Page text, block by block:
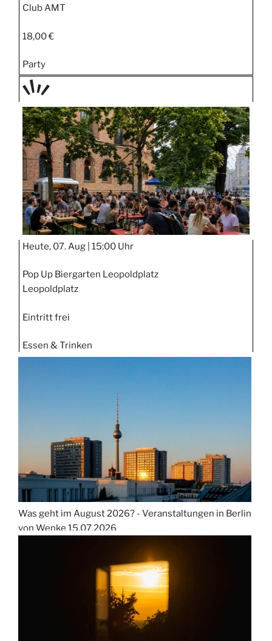
Club AMT
18,00 €
Party
TAGE
STIPP
Heute, 07. Aug | 15:00 Uhr
Pop Up Biergarten Leopoldplatz
Leopoldplatz
Eintritt frei
Essen & Trinken
Was geht im August 2026? - Veranstaltungen in Berlin
von Wenke 15.07.2026